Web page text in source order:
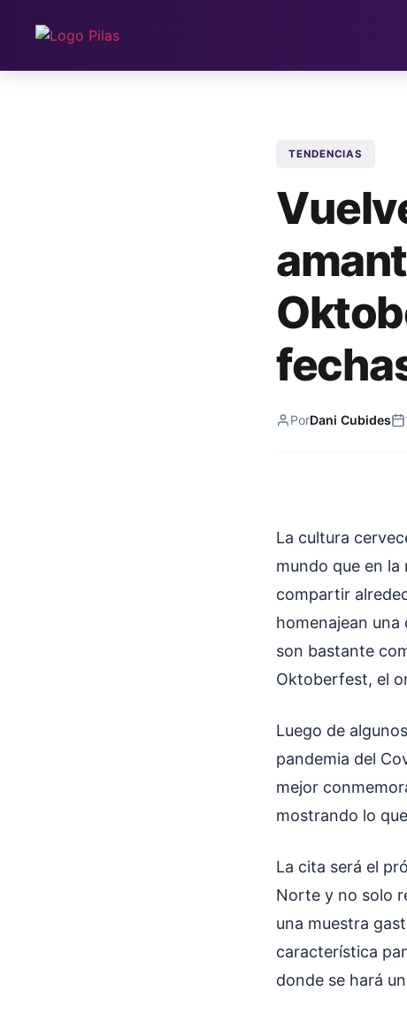
TENDENCIAS
PorDani Cubides
La cultura
mundo que en
compartir
homenajean una
son bastante
Oktoberfest, el
Luego de
pandemia del
mejor
mostrando lo
La cita será el
Norte y no solo
una muestra
característica
donde se hará